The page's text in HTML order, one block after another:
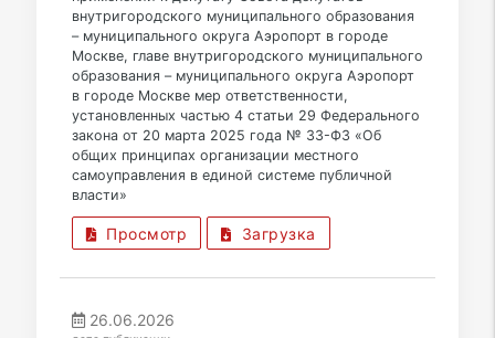
внутригородского муниципального образования
– муниципального округа Аэропорт в городе
Москве, главе внутригородского муниципального
образования – муниципального округа Аэропорт
в городе Москве мер ответственности,
установленных частью 4 статьи 29 Федерального
закона от 20 марта 2025 года № 33-ФЗ «Об
общих принципах организации местного
самоуправления в единой системе публичной
власти»
Просмотр Загрузка
26.06.2026